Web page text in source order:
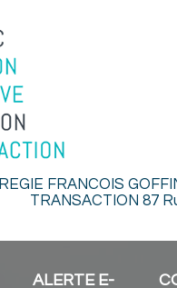
REGIE FRANCOIS
TRANSACTION 87
ALERTE E-